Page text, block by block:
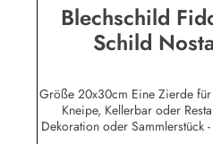
Blechschild
Schild
Größe 20x30cm Eine Zierde
Kneipe, Kellerbar oder
Dekoration oder Sammlerstück